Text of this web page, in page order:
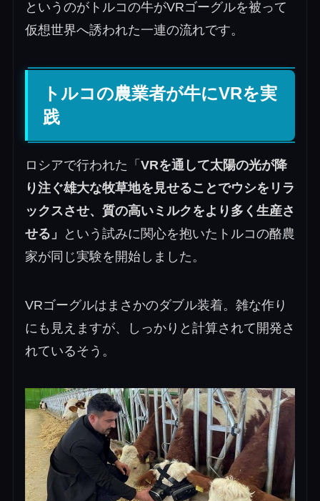
というのがトルコの牛がVRゴーグルを被って
仮想世界へ誘われた一連の流れです。
トルコの農業者が牛にVRを実
践
ロシアで行われた「 VRを通して太陽の光が降
り注ぐ雄大な牧草地を見せることでウシをリラ
ックスさせ、質の高いミルクをより多く生産さ
せる」
という試みに関心を抱いたトルコの酪農
家が同じ実験を開始しました。
VRゴーグルはまさかのダブル装着。雑な作り
にも見えますが、しっかりと計算されて開発さ
れているそう。